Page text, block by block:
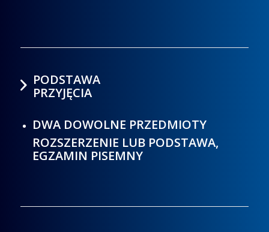
PODSTAWA
PRZYJĘCIA
DWA DOWOLNE PRZEDMIOTY
ROZSZERZENIE LUB PODSTAWA,
EGZAMIN PISEMNY